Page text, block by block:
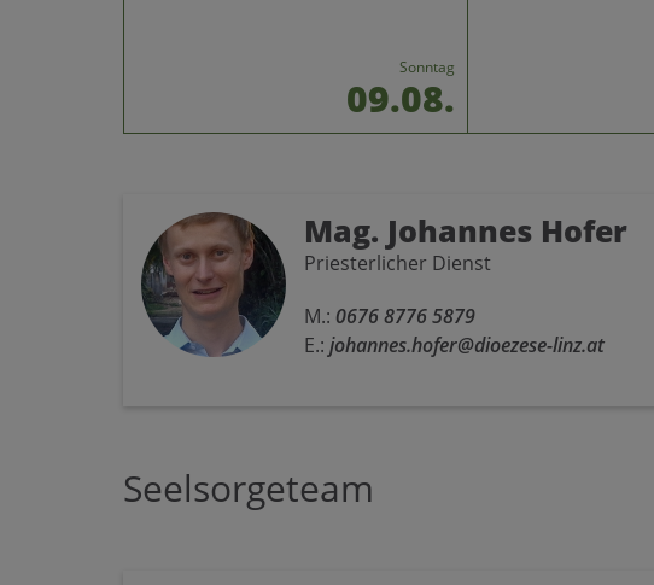
Sonntag
09.08.
Mag. Johannes Hofer
Priesterlicher Dienst
M.: 0676 8776 5879
E.: johannes.hofer@dioezese-linz.at
Seelsorgeteam